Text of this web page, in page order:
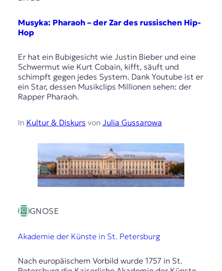
Musyka: Pharaoh – der Zar des russischen Hip-
Hop
Er hat ein Bubigesicht wie Justin Bieber und eine
Schwermut wie Kurt Cobain, kifft, säuft und
schimpft gegen jedes System. Dank Youtube ist er
ein Star, dessen Musikclips Millionen sehen: der
Rapper Pharaoh.
In Kultur & Diskurs von Julia Gussarowa
GNOSE
Akademie der Künste in St. Petersburg
Nach europäischem Vorbild wurde 1757 in St.